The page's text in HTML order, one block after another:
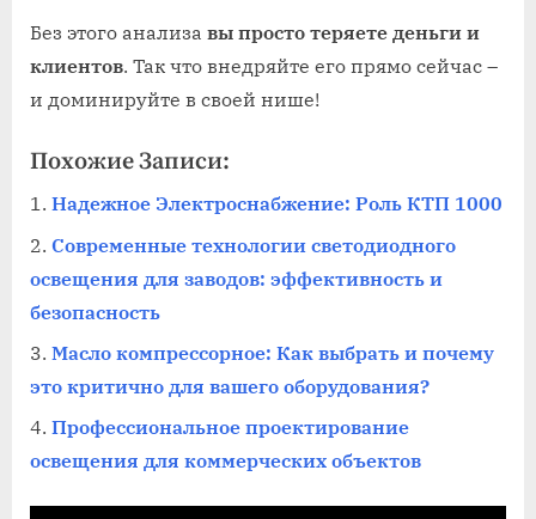
Без этого анализа вы просто теряете деньги и
клиентов. Так что внедряйте его прямо сейчас –
и доминируйте в своей нише!
Похожие Записи:
Надежное Электроснабжение: Роль КТП 1000
Современные технологии светодиодного
освещения для заводов: эффективность и
безопасность
Масло компрессорное: Как выбрать и почему
это критично для вашего оборудования?
Профессиональное проектирование
освещения для коммерческих объектов